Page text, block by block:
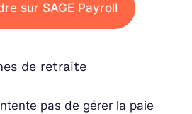
sur SAGE Payroll
de retraite
pas de gérer la paie